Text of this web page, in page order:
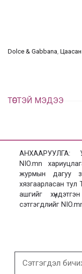
х
Dolce & Gabbana,
ТӨСТЭЙ МЭДЭЭ
АНХААРУУЛГА:
NIO.mn
журмын дагуу
хязгаарласан
ашгийг
сэтгэгдлийг